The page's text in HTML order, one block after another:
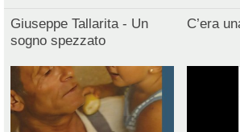
Giuseppe Tallarita - Un
sogno spezzato
C’era